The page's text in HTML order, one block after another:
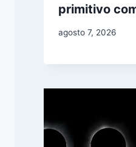
primitivo
agosto 7, 2026